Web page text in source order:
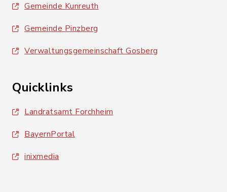
Gemeinde Kunreuth
Gemeinde Pinzberg
Verwaltungsgemeinschaft Gosberg
Quicklinks
Landratsamt Forchheim
BayernPortal
inixmedia